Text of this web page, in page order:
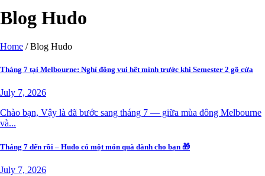
Blog Hudo
Home /Blog Hudo
Tháng 7 tại Melbourne: Nghỉ đông vui hết mình trước khi Semester 2 gõ cửa
July 7, 2026
Chào bạn, Vậy là đã bước sang tháng 7 — giữa mùa đông Melbourne
và...
Tháng 7 đến rồi – Hudo có một món quà dành cho bạn 🎁
July 7, 2026